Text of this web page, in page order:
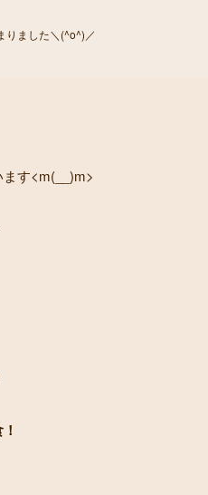
りました＼(^o^)／
す<m(__)m>